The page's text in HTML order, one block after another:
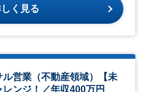
く見る
営業（不動産領域）【未
ンジ！／年収400万円